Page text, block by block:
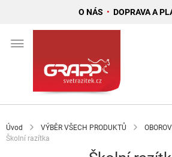
O NÁS • DOPRAVA A
Úvod VÝBĚR VŠECH PRODUKTŮ
Školní razítka